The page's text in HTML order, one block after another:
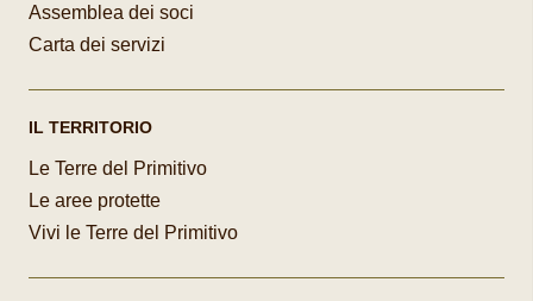
Assemblea dei soci
Carta dei servizi
IL TERRITORIO
Le Terre del Primitivo
Le aree protette
Vivi le Terre del Primitivo